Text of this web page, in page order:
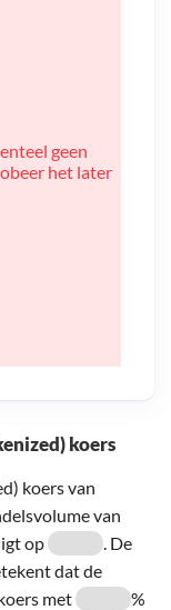
koers
koers van
van
op
. De
dat de
met
%
geen
het later